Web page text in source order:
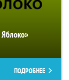
ПОДРОБНЕЕ